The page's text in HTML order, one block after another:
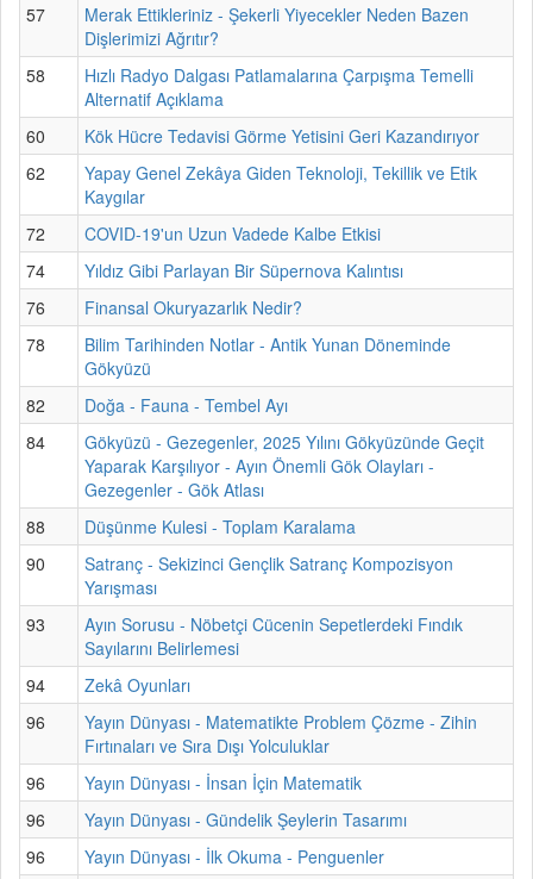
57
Merak Ettikleriniz - Şekerli Yiyecekler Neden Bazen
Dişlerimizi Ağrıtır?
58
Hızlı Radyo Dalgası Patlamalarına Çarpışma Temelli
Alternatif Açıklama
60
Kök Hücre Tedavisi Görme Yetisini Geri Kazandırıyor
62
Yapay Genel Zekâya Giden Teknoloji, Tekillik ve Etik
Kaygılar
72
COVID-19'un Uzun Vadede Kalbe Etkisi
74
Yıldız Gibi Parlayan Bir Süpernova Kalıntısı
76
Finansal Okuryazarlık Nedir?
78
Bilim Tarihinden Notlar - Antik Yunan Döneminde
Gökyüzü
82
Doğa - Fauna - Tembel Ayı
84
Gökyüzü - Gezegenler, 2025 Yılını Gökyüzünde Geçit
Yaparak Karşılıyor - Ayın Önemli Gök Olayları -
Gezegenler - Gök Atlası
88
Düşünme Kulesi - Toplam Karalama
90
Satranç - Sekizinci Gençlik Satranç Kompozisyon
Yarışması
93
Ayın Sorusu - Nöbetçi Cücenin Sepetlerdeki Fındık
Sayılarını Belirlemesi
94
Zekâ Oyunları
96
Yayın Dünyası - Matematikte Problem Çözme - Zihin
Fırtınaları ve Sıra Dışı Yolculuklar
96
Yayın Dünyası - İnsan İçin Matematik
96
Yayın Dünyası - Gündelik Şeylerin Tasarımı
96
Yayın Dünyası - İlk Okuma - Penguenler